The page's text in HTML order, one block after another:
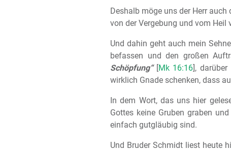
Deshalb möge uns der Herr
von der Vergebung und vom Heil
Und dahin geht auch mein
befassen und den großen
Schöpfung“ [Mk 16:16],
wirklich Gnade schenken, dass
In dem Wort, das uns hier
Gottes keine Gruben graben
einfach gutgläubig sind.
Und Bruder Schmidt liest heute